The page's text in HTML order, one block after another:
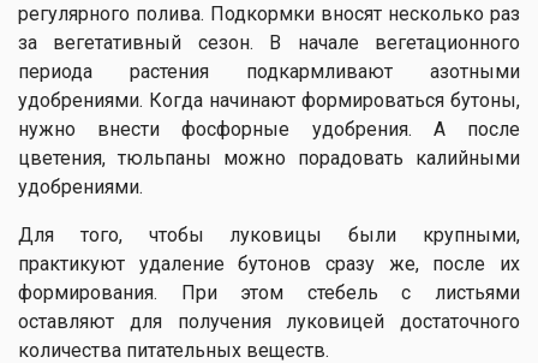
регулярного полива. Подкормки вносят несколько раз
за вегетативный сезон. В начале вегетационного
периода растения подкармливают азотными
удобрениями. Когда начинают формироваться бутоны,
нужно внести фосфорные удобрения. А после
цветения, тюльпаны можно порадовать калийными
удобрениями.
Для того, чтобы луковицы были крупными,
практикуют удаление бутонов сразу же, после их
формирования. При этом стебель с листьями
оставляют для получения луковицей достаточного
количества питательных веществ.